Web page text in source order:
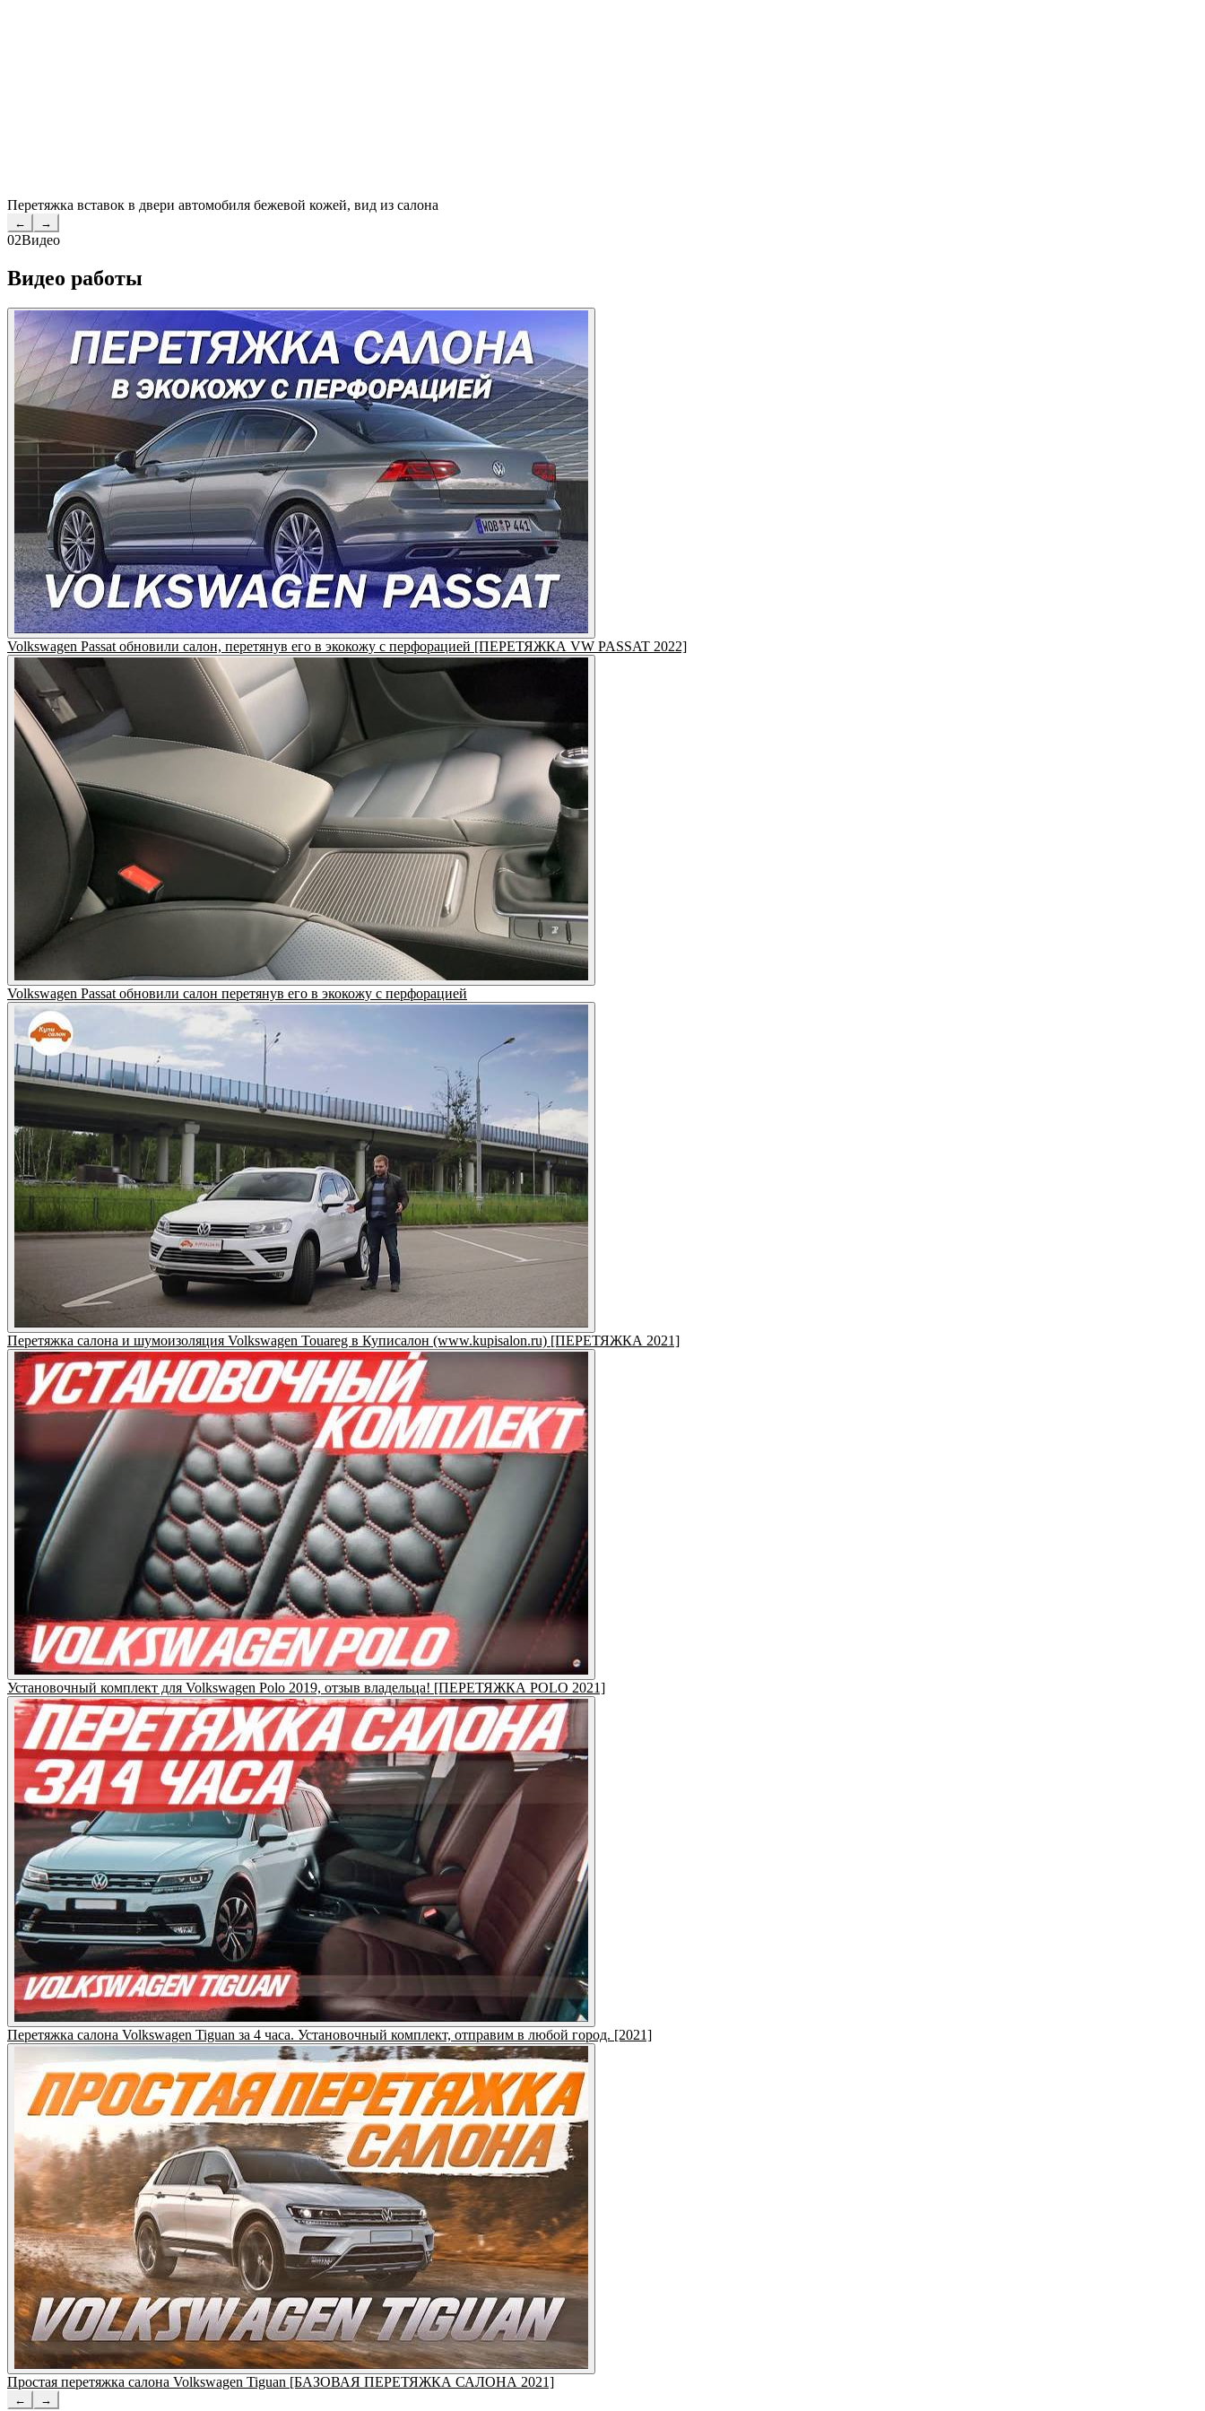
Перетяжка вставок в двери автомобиля бежевой кожей, вид из салона
← →
02Видео
Видео работы
Volkswagen Passat обновили салон, перетянув его в экокожу с перфорацией [ПЕРЕТЯЖКА VW PASSAT 2022]
Volkswagen Passat обновили салон перетянув его в экокожу с перфорацией
Перетяжка салона и шумоизоляция Volkswagen Touareg в Куписалон (www.kupisalon.ru) [ПЕРЕТЯЖКА 2021]
Установочный комплект для Volkswagen Polo 2019, отзыв владельца! [ПЕРЕТЯЖКА POLO 2021]
Перетяжка салона Volkswagen Tiguan за 4 часа. Установочный комплект, отправим в любой город. [2021]
Простая перетяжка салона Volkswagen Tiguan [БАЗОВАЯ ПЕРЕТЯЖКА САЛОНА 2021]
← →